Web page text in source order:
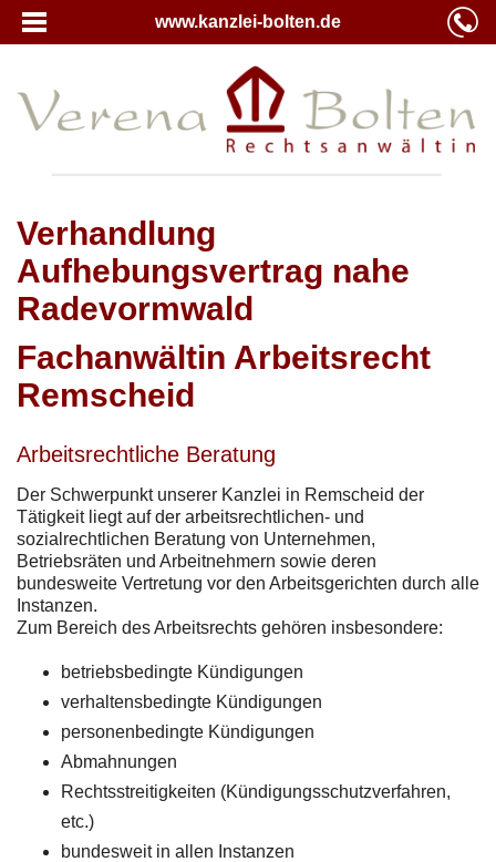
www.kanzlei-bolten.de
Verhandlung
Aufhebungsvertrag nahe
Radevormwald
Fachanwältin Arbeitsrecht
Remscheid
Arbeitsrechtliche Beratung
Der Schwerpunkt unserer Kanzlei in Remscheid der
Tätigkeit liegt auf der arbeitsrechtlichen- und
sozialrechtlichen Beratung von Unternehmen,
Betriebsräten und Arbeitnehmern sowie deren
bundesweite Vertretung vor den Arbeitsgerichten durch alle
Instanzen.
Zum Bereich des Arbeitsrechts gehören insbesondere:
betriebsbedingte Kündigungen
verhaltensbedingte Kündigungen
personenbedingte Kündigungen
Abmahnungen
Rechtsstreitigkeiten (Kündigungsschutzverfahren,
etc.)
bundesweit in allen Instanzen